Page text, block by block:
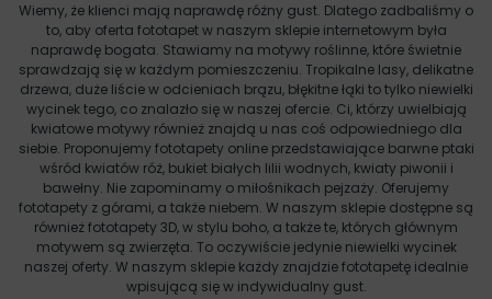
Wiemy, że klienci mają naprawdę różny gust. Dlatego zadbaliśmy o
to, aby oferta fototapet w naszym sklepie internetowym była
naprawdę bogata. Stawiamy na motywy roślinne, które świetnie
sprawdzają się w każdym pomieszczeniu. Tropikalne lasy, delikatne
drzewa, duże liście w odcieniach brązu, błękitne łąki to tylko niewielki
wycinek tego, co znalazło się w naszej ofercie. Ci, którzy uwielbiają
kwiatowe motywy również znajdą u nas coś odpowiedniego dla
siebie. Proponujemy fototapety online przedstawiające barwne ptaki
wśród kwiatów róż, bukiet białych lilii wodnych, kwiaty piwonii i
bawełny. Nie zapominamy o miłośnikach pejzaży. Oferujemy
fototapety z górami, a także niebem. W naszym sklepie dostępne są
również fototapety 3D, w stylu boho, a także te, których głównym
motywem są zwierzęta. To oczywiście jedynie niewielki wycinek
naszej oferty. W naszym sklepie każdy znajdzie fototapetę idealnie
wpisującą się w indywidualny gust.